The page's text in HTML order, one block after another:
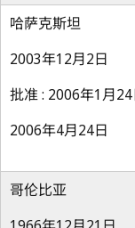
哈萨克斯坦
2003年12月2日
批准 : 2006年1月24
2006年4月24日
哥伦比亚